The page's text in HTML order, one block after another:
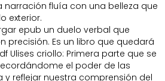
narración fluía con una belleza que
exterior.
epub un duelo verbal que
precisión. Es un libro que quedará
Ulises criollo: Primera parte que se
el poder de las
reflejar nuestra comprensión del